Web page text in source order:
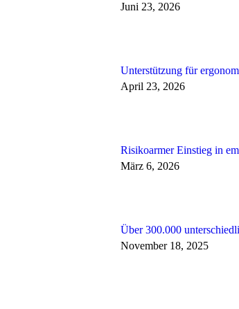
Juni 23, 2026
Unterstützung für
April 23, 2026
Risikoarmer Einstieg in
März 6, 2026
Über 300.000
November 18, 2025